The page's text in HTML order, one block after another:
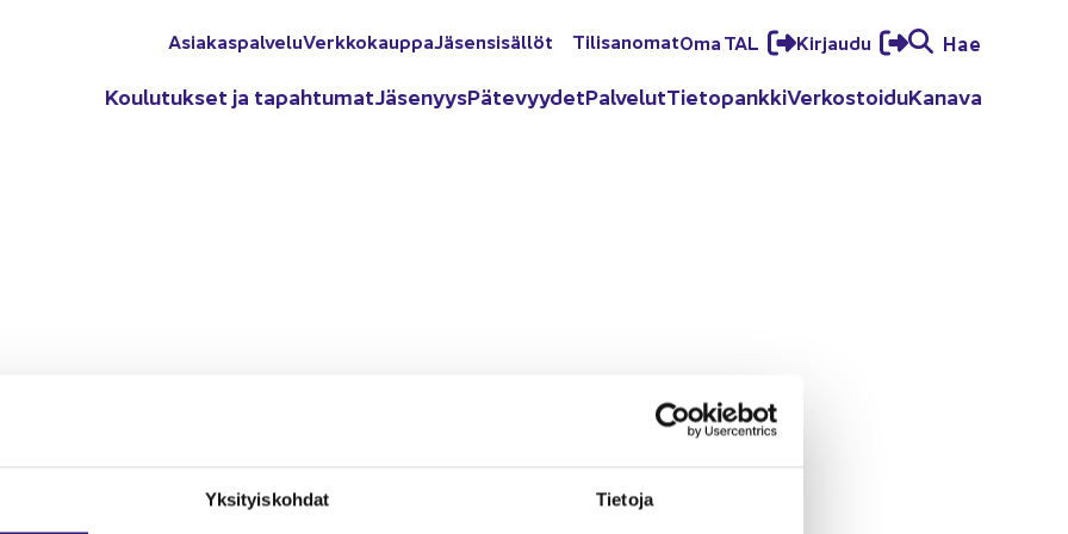
Yk­si­tyis­koh­dat Tie­to­ja
Asia­kas­pal­ve­luVerk­ko­kaup­paJä­sen­si­säl­löt Ti­li­sa­no­matOma TAL Kir­jau­du Hae
Kou­lu­tuk­set ja ta­pah­tu­matJä­se­nyysPä­te­vyy­detPal­ve­lutTie­to­pank­kiVer­kos­toi­duKa­na­va
PALK­KA­HAL­LIN­TO